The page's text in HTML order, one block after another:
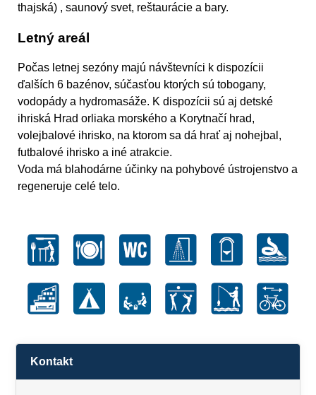
thajská) , saunový svet, reštaurácie a bary.
Letný areál
Počas letnej sezóny majú návštevníci k dispozícii
ďalších 6 bazénov, súčasťou ktorých sú tobogany,
vodopády a hydromasáže. K dispozícii sú aj detské
ihriská Hrad orliaka morského a Korytnačí hrad,
volejbalové ihrisko, na ktorom sa dá hrať aj nohejbal,
futbalové ihrisko a iné atrakcie.
Voda má blahodárne účinky na pohybové ústrojenstvo a
regeneruje celé telo.
Kontakt